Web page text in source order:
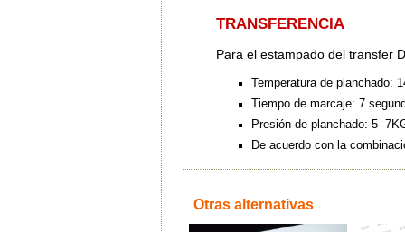
TRANSFERENCIA
Para el estampado del transfer
Temperatura de planchado:
Tiempo de marcaje: 7
Presión de planchado: 5--
De acuerdo con la
Otras alternativas